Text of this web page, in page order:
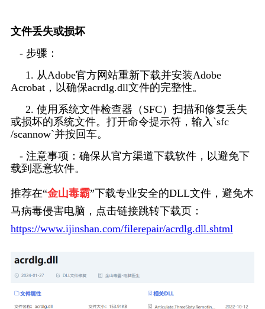
文件丢失或损坏
- 步骤：
1. 从Adobe官方网站重新下载并安装Adobe
Acrobat，以确保acrdlg.dll文件的完整性。
2. 使用系统文件检查器（SFC）扫描和修复丢失
或损坏的系统文件。打开命令提示符，输入`sfc
/scannow`并按回车。
- 注意事项：确保从官方渠道下载软件，以避免下
载到恶意软件。
推荐在“金山毒霸”下载专业安全的DLL文件，避免木
马病毒侵害电脑，点击链接跳转下载页：
https://www.ijinshan.com/filerepair/acrdlg.dll.shtml